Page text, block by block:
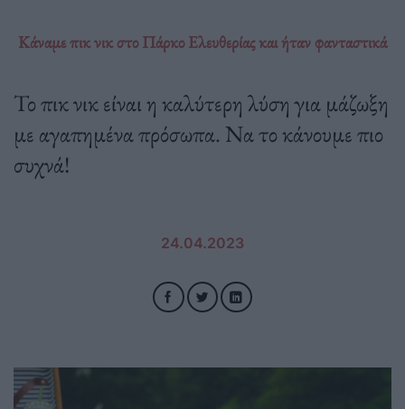
Κάναμε πικ νικ στο Πάρκο Ελευθερίας και ήταν φανταστικά
Το πικ νικ είναι η καλύτερη λύση για μάζωξη
με αγαπημένα πρόσωπα. Να το κάνουμε πιο
συχνά!
24.04.2023